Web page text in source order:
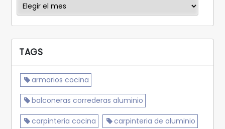
TAGS
armarios cocina
balconeras correderas aluminio
carpinteria cocina carpinteria de aluminio